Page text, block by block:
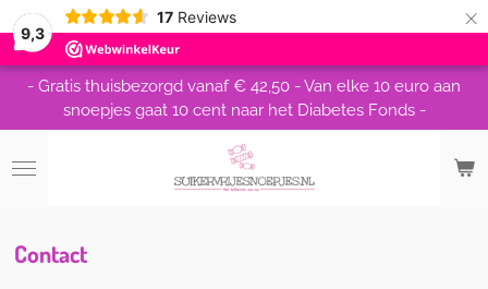
9,3
17 Reviews ×
- Gratis thuisbezorgd vanaf € 42,50 - Van elke 10 euro aan
snoepjes gaat 10 cent naar het Diabetes Fonds -
Contact